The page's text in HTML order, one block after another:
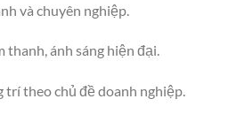
và chuyên nghiệp.
thanh, ánh sáng hiện đại.
trí theo chủ đề doanh nghiệp.